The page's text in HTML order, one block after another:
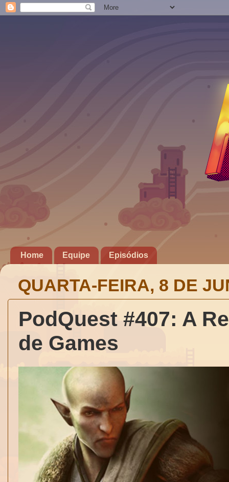
Home Equipe Episódios
QUARTA-FEIRA, 8 DE
PodQuest #407: A
de Games